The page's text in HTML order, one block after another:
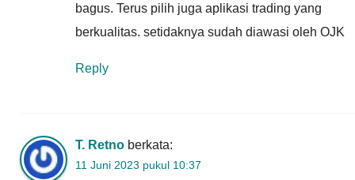
bagus. Terus pilih juga aplikasi trading yang
berkualitas. setidaknya sudah diawasi oleh OJK
Reply
T. Retno berkata:
11 Juni 2023 pukul 10:37